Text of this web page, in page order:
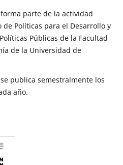
parte de la actividad
Políticas para el Desarrollo y
Públicas de la Facultad
de la Universidad de
publica semestralmente los
año.